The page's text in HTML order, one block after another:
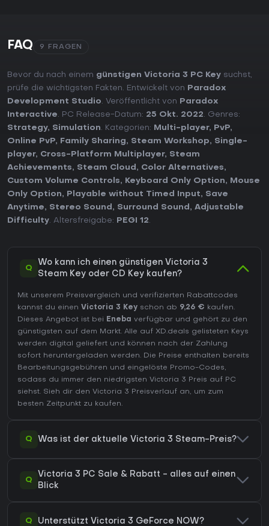
FAQ 9 FRAGEN
Bevor du nach einem günstigen Victoria 3 PC Key suchst,
prüfe die wichtigsten Fakten. Entwickelt von
Paradox
Development Studio. Veröffentlicht von
Paradox
Interactive. PC Release-Datum: 25 Okt. 2022. Genres:
Strategy, Simulation. Kategorien: Multi-player, PvP,
Online PvP, Family Sharing, Steam Workshop, Single-
player, Cross-Platform Multiplayer, Steam
Achievements, Steam Cloud , Color Alternatives,
Custom Volume Controls, Keyboard Only Option,
Mouse
Only Option, Playable without Timed Input, Save
Anytime, Stereo Sound , Surround Sound , Adjustable
Difficulty. Altersfreigabe: PEGI 12.
Q
Wo kann ich einen günstigen Victoria 3
Steam Key oder CD Key kaufen?
Mit unserem Preisvergleich und verifizierten Rabattcodes
kannst du einen Victoria 3 Key schon ab 9,26 € kaufen.
Dieses Angebot ist bei Eneba verfügbar und gehört zu den
günstigsten auf dem Markt. Alle auf XD.deals gelisteten Keys
werden digital geliefert und können nach der Zahlung
sofort heruntergeladen werden. Die Preise enthalten bereits
Bearbeitungsgebühren und eingelöste Promo-Codes,
sodass du immer den niedrigsten Victoria 3 Preis auf PC
siehst. Sieh dir den Victoria 3 Preisverlauf an, um zum
besten Zeitpunkt zu kaufen.
Q Was ist der aktuelle Victoria 3 Steam-Preis?
Q
Victoria 3 PC Sale & Rabatt - alles auf einen
Blick
Q Unterstützt Victoria 3 GeForce NOW?